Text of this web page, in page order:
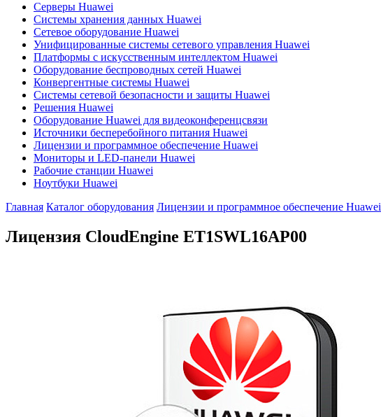
Серверы Huawei
Системы хранения данных Huawei
Сетевое оборудование Huawei
Унифицированные системы сетевого управления Huawei
Платформы с искусственным интеллектом Huawei
Оборудование беспроводных сетей Huawei
Конвергентные системы Huawei
Системы сетевой безопасности и защиты Huawei
Решения Huawei
Оборудование Huawei для видеоконференцсвязи
Источники бесперебойного питания Huawei
Лицензии и программное обеспечение Huawei
Мониторы и LED-панели Huawei
Рабочие станции Huawei
Ноутбуки Huawei
Главная Каталог оборудования Лицензии и программное обеспечение Huawei
Лицензия CloudEngine ET1SWL16AP00